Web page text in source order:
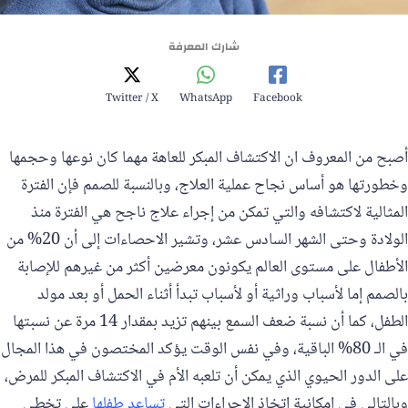
شارك المعرفة
Facebook
WhatsApp
Twitter / X
أصبح من المعروف ان الاكتشاف المبكر للعاهة مهما كان نوعها وحجمها
وخطورتها هو أساس نجاح عملية العلاج، وبالنسبة للصمم فإن الفترة
المثالية لاكتشافه والتي تمكن من إجراء علاج ناجح هي الفترة منذ
الولادة وحتى الشهر السادس عشر، وتشير الاحصاءات إلى أن 20% من
الأطفال على مستوى العالم يكونون معرضين أكثر من غيرهم للإصابة
بالصمم إما لأسباب وراثية أو لأسباب تبدأ أثناء الحمل أو بعد مولد
الطفل، كما أن نسبة ضعف السمع بينهم تزيد بمقدار 14 مرة عن نسبتها
في الـ 80% الباقية، وفي نفس الوقت يؤكد المختصون في هذا المجال
على الدور الحيوي الذي يمكن أن تلعبه الأم في الاكتشاف المبكر للمرض،